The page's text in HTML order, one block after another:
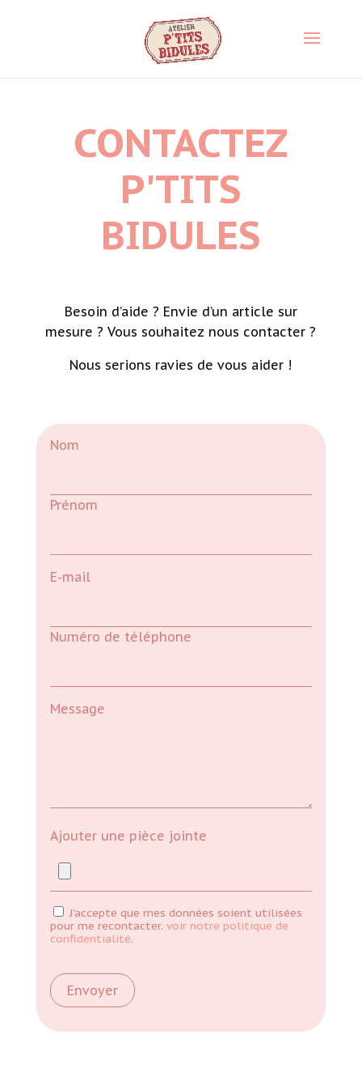
CONTACTEZ
P'TITS
BIDULES
Besoin d’aide ? Envie d’un article sur
mesure ? Vous souhaitez nous contacter ?
Nous serions ravies de vous aider !
Nom
Prénom
E-mail
Numéro de téléphone
Message
Ajouter une pièce jointe
J’accepte que mes données soient utilisées
pour me recontacter. voir notre politique de
confidentialité.